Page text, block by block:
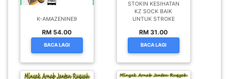
K-AMAZENINE9
RM 54.00
BACA LAGI
STOKIN KESIHATAN
KZ SOCK BAIK
UNTUK STROKE
RM 31.00
BACA LAGI